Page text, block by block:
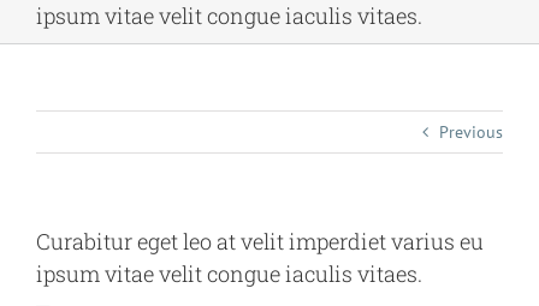
ipsum vitae velit congue iaculis vitaes.
Previous
Curabitur eget leo at velit imperdiet varius eu
ipsum vitae velit congue iaculis vitaes.